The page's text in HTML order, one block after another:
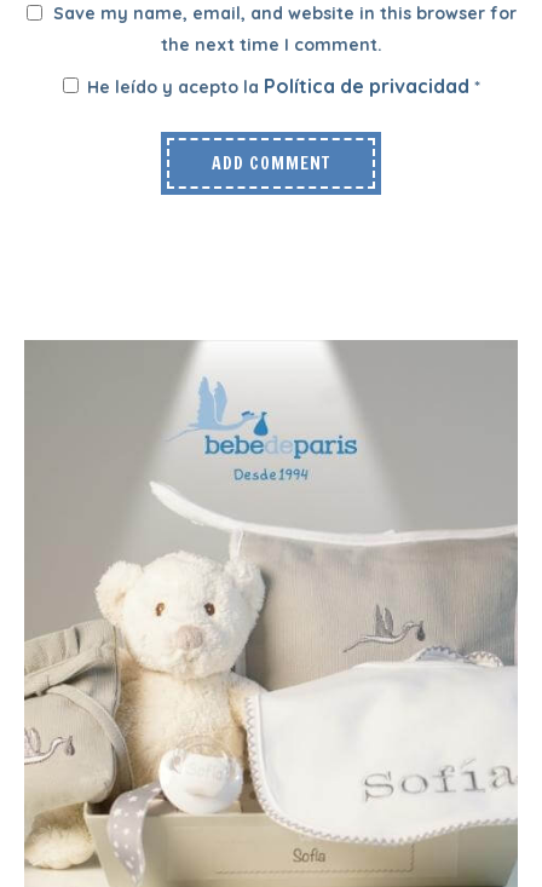
Save my name, email, and website in this browser for
the next time I comment.
He leído y acepto la Política de privacidad *